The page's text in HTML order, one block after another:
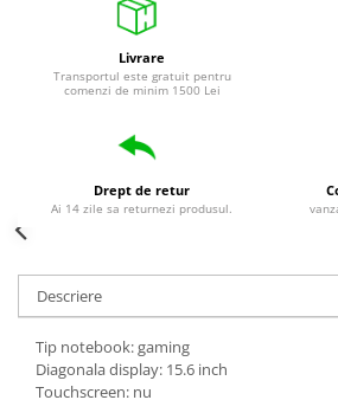
Markere universale
Rezerve cerneala si mine pix
Accesorii si cutii din carton
Benzi adezive si accesorii
Folie de paletizat
Articole pentru birou
Organizare si arhivare
Arhivare
Livrare
Transportul este gratuit pentru
comenzi de minim 1500 Lei
Drept de retur
Ai 14 zile sa returnezi produsul.
Descriere
Tip notebook: gaming
Diagonala display: 15.6 inch
Touchscreen: nu